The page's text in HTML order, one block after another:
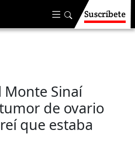
Suscríbete
Monte Sinaí
de ovario
que estaba